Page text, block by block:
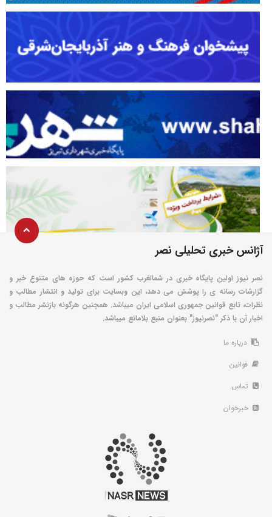
آژانس خبری تحلیلی نصر
نصر نیوز اولین پایگاه خبری در شمالغرب کشور است که حوزه های متنوع خبر و
گزارشات رسانه ی را پوشش می دهد، این وبسایت برای تولید و انتشار مطالب و
نظرات، تابع قوانین جمهوری اسلامی ایران میباشد. همچنین هرگونه بازنشر مطالب و
اخبار آن با ذکر "نصرنیوز" بعنوان منبع بلامانع میباشد.
درباره ما
قوانین
تماس
خبرخوان